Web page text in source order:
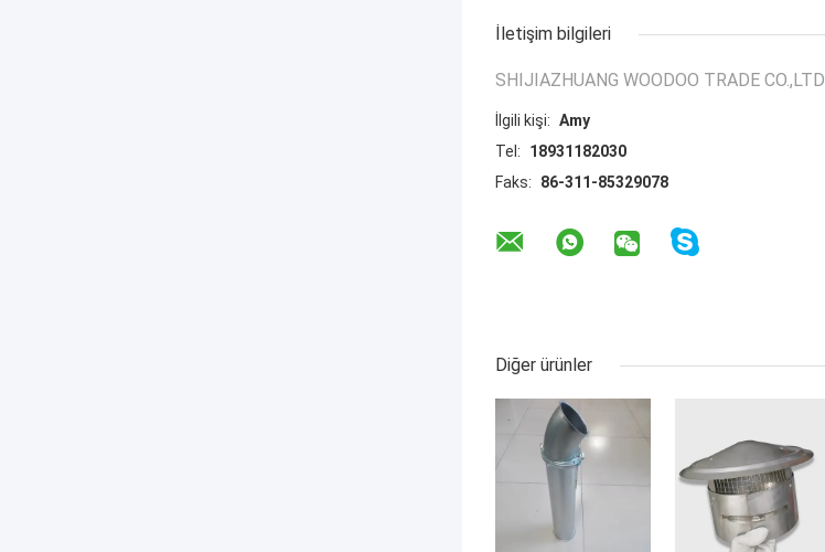
İletişim bilgileri
SHIJIAZHUANG WOODOO TRADE CO.,LTD
İlgili kişi: Amy
Tel:
18931182030
Faks:
86-311-85329078
Diğer ürünler